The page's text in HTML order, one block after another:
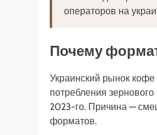
операторов на
Почему
Украинский рынок
потребления
2023-го. Причина —
форматов.